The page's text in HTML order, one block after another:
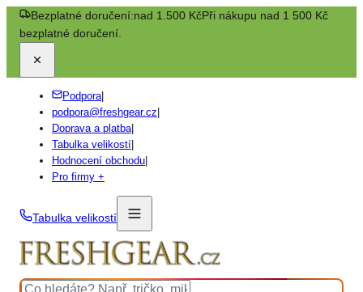
Bezplatné doručení:nad 1.500 KčPři nákupu nad 1 500 Kč
bezplatné doručení.
Podpora|
podpora@freshgear.cz
Doprava a platba|
Tabulka velikostí
Hodnocení obchodu
Pro firmy +
Tabulka velikostí